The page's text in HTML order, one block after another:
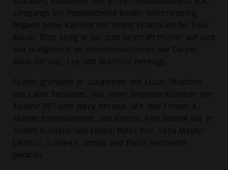
Jahrgangs der Popakademie Baden-Württemberg,
begann seine Karriere mit einem Praktikum bei Four
Music. Dort stieg er bis zum Geschäftsführer auf und
war maßgeblich an Künstlerkarrrieren wie Casper,
Mark Forster, Lea und Marteria beteiligt.
Später gründete er zusammen mit Lucas Teuchner
das Label TwoSides, das unter anderem Künstler wie
Apache 207 und reezy betreut. Mit den Firmen A
Million Entertainment und Electric Feel Europe hat er
zudem Künstler wie Céline, Peter Fox, Lena Meyer-
Landrut, Luvre47, Jumpa und Paula Hartmann
beraten.